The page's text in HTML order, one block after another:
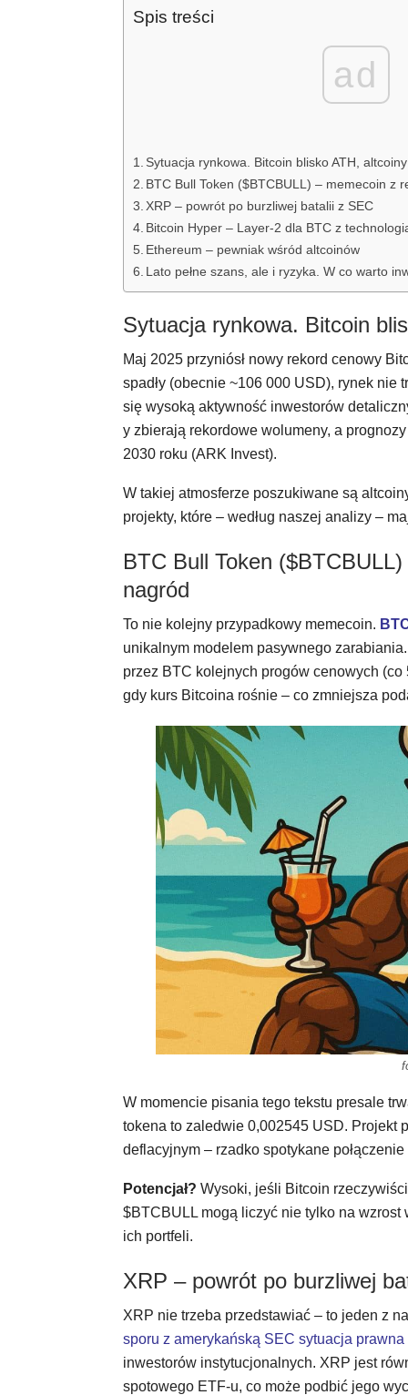
Spis treści
ad
Sytuacja rynkowa. Bitcoin blisko ATH,
BTC Bull Token ($BTCBULL) – memecoin z
XRP – powrót po burzliwej batalii z SEC
Bitcoin Hyper – Layer-2 dla BTC z
Ethereum – pewniak wśród altcoinów
Lato pełne szans, ale i ryzyka. W co warto
Sytuacja rynkowa. Bitcoin
Maj 2025 przyniósł nowy rekord cenowy
spadły (obecnie ~106 000 USD), rynek nie
się wysoką aktywność inwestorów
y zbierają rekordowe wolumeny, a
2030 roku (ARK Invest).
W takiej atmosferze poszukiwane są
projekty, które – według naszej analizy –
BTC Bull Token
nagród
To nie kolejny przypadkowy memecoin.
unikalnym modelem pasywnego
przez BTC kolejnych progów cenowych
gdy kurs Bitcoina rośnie – co zmniejsza
W momencie pisania tego tekstu presale
tokena to zaledwie 0,002545 USD. Projekt
deflacyjnym – rzadko spotykane
Potencjał? Wysoki, jeśli Bitcoin
$BTCBULL mogą liczyć nie tylko na
ich portfeli.
XRP – powrót po burzliwej
XRP nie trzeba przedstawiać – to jeden z
sporu z amerykańską SEC sytuacja
inwestorów instytucjonalnych. XRP jest
spotowego ETF-u, co może podbić jego